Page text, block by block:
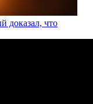
доказал, что